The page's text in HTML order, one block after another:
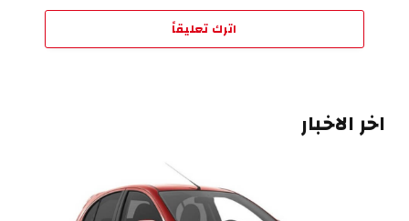
اترك تعليقاً
اخر الاخبار